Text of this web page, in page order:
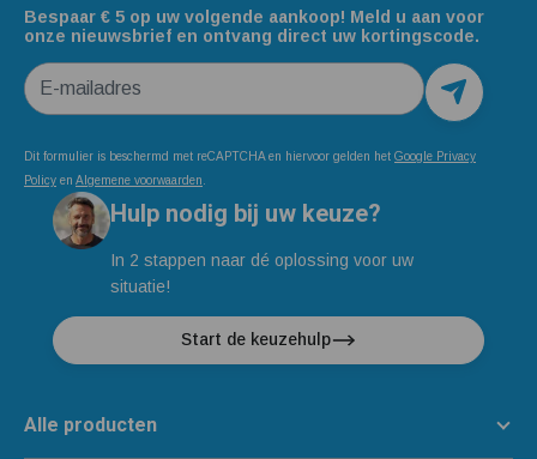
Bespaar € 5 op uw volgende aankoop! Meld u aan voor
onze nieuwsbrief en ontvang direct uw kortingscode.
E-mailadres
Dit formulier is beschermd met reCAPTCHA en hiervoor gelden het Google Privacy
Policy en Algemene voorwaarden
Hulp nodig bij uw keuze?
In 2 stappen naar dé oplossing voor uw
situatie!
Start de keuzehulp
Alle producten